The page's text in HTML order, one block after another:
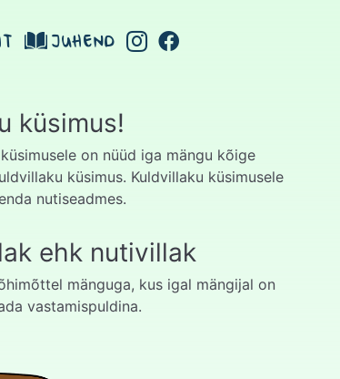
JUHEND
küsimus!
on nüüd iga mängu kõige
küsimus. Kuldvillaku küsimusele
nutiseadmes.
ehk nutivillak
mänguga, kus igal mängijal on
vastamispuldina.